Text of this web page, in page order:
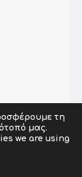
Reserved. |
τη
μας.
we are using